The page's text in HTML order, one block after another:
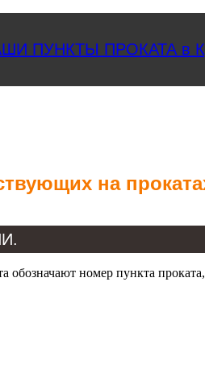
ПУНКТЫ ПРОКАТА в
на
обозначают номер пункта